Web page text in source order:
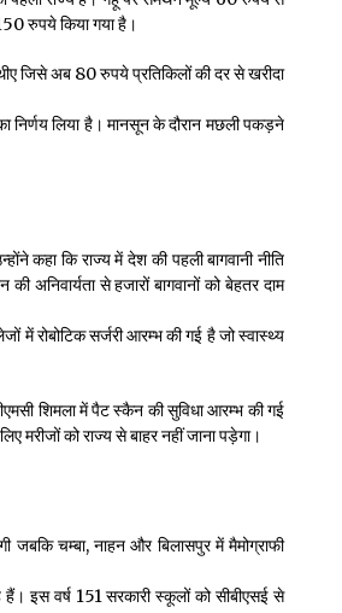
रुपये किया गया है।
जिसे अब 80 रुपये प्रतिकिलों की दर से खरीदा
निर्णय लिया है। मानसून के दौरान मछली पकड़ने
कहा कि राज्य में देश की पहली बागवानी नीति
अनिवार्यता से हजारों बागवानों को बेहतर दाम
रोबोटिक सर्जरी आरम्भ की गई है जो स्वास्थ्य
शिमला में पैट स्कैन की सुविधा आरम्भ की गई
मरीजों को राज्य से बाहर नहीं जाना पड़ेगा।
चम्बा, नाहन और बिलासपुर में मैमोग्राफी
हैं। इस वर्ष 151 सरकारी स्कूलों को सीबीएसई से